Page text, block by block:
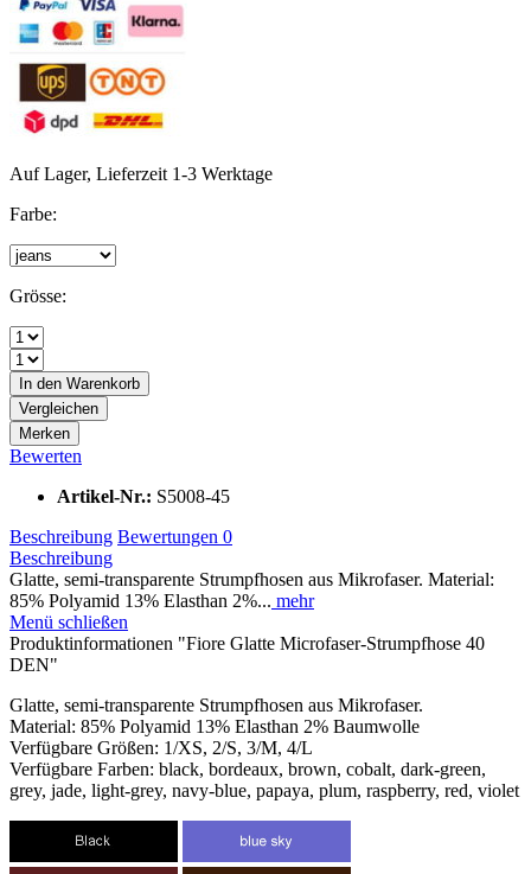
Auf Lager, Lieferzeit 1-3 Werktage
Farbe:
Grösse:
In den Warenkorb
Vergleichen
Merken
Bewerten
Artikel-Nr.: S5008-45
Beschreibung Bewertungen 0
Beschreibung
Glatte, semi-transparente Strumpfhosen aus Mikrofaser. Material:
85% Polyamid 13% Elasthan 2%... mehr
Menü schließen
Produktinformationen "Fiore Glatte Microfaser-Strumpfhose 40
DEN"
Glatte, semi-transparente Strumpfhosen aus Mikrofaser.
Material: 85% Polyamid 13% Elasthan 2% Baumwolle
Verfügbare Größen: 1/XS, 2/S, 3/M, 4/L
Verfügbare Farben: black, bordeaux, brown, cobalt, dark-green,
grey, jade, light-grey, navy-blue, papaya, plum, raspberry, red, violet